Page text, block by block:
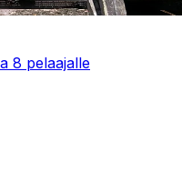
8 pelaajalle